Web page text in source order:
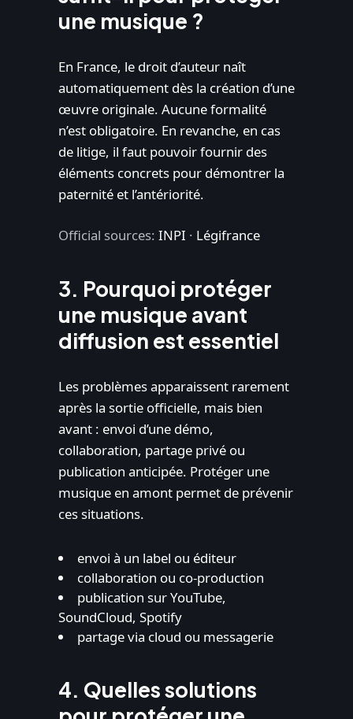
une musique ?
En France, le droit d’auteur naît
automatiquement dès la création d’une
œuvre originale. Aucune formalité
n’est obligatoire. En revanche, en cas
de litige, il faut pouvoir fournir des
éléments concrets pour démontrer la
paternité et l’antériorité.
Official sources: INPI · Légifrance
3. Pourquoi protéger
une musique avant
diffusion est essentiel
Les problèmes apparaissent rarement
après la sortie officielle, mais bien
avant : envoi d’une démo,
collaboration, partage privé ou
publication anticipée. Protéger une
musique en amont permet de prévenir
ces situations.
envoi à un label ou éditeur
collaboration ou co-production
publication sur YouTube,
SoundCloud, Spotify
partage via cloud ou messagerie
4. Quelles solutions